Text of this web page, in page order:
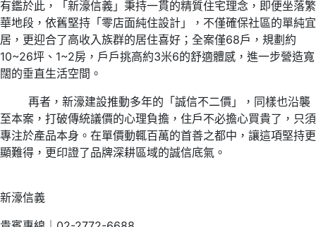
有鑑於此，「新濠信義」秉持一貫的精質住宅理念，即便坐落繁
華地段，依舊堅持「零店面純住設計」，不僅確保社區的單純宜
居，更迎合了高收入族群的居住喜好；全案僅68戶，規劃約
10~26坪、1~2房，戶戶挑高約3米6的舒適體感，進一步營造寬
闊的垂直生活空間。
再者，新濠建設推動多年的「誠信不二價」，同樣也沿襲
至本案，打破傳統議價的心理負擔，住戶不必擔心買貴了，只須
專注於產品本身。在單價動輒百萬的首善之都中，讓這項堅持更
顯難得，更印證了品牌深耕區域的誠信底氣。
新濠信義